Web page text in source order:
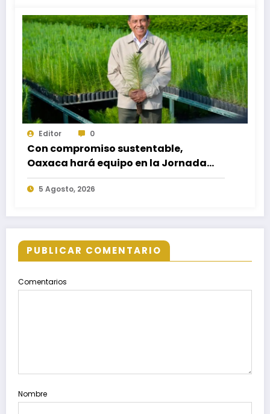
Editor 0
Con compromiso sustentable,
Oaxaca hará equipo en la Jornada
Nacional de Reforestación 2026
5 Agosto, 2026
PUBLICAR COMENTARIO
Comentarios
Nombre